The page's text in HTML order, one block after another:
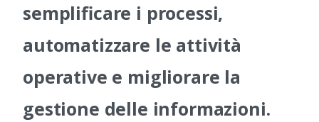
semplificare i processi,
automatizzare le attività
operative e migliorare la
gestione delle informazioni.